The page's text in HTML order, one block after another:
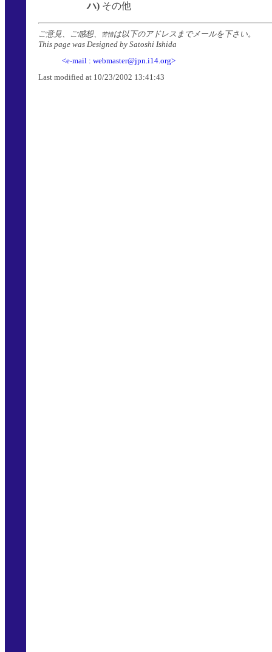
ハ) その他
ご意見、ご感想、 苦情は以下のアドレスまでメールを下さい。
This page was Designed by Satoshi Ishida
<e-mail : webmaster@jpn.i14.org>
Last modified at 10/23/2002 13:41:43